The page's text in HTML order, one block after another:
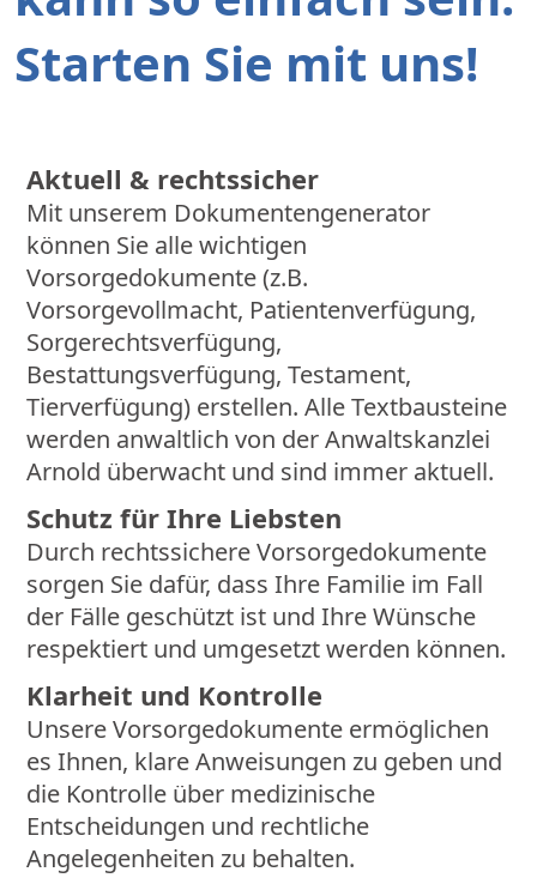
Starten Sie mit uns!
Aktuell & rechtssicher
Mit unserem Dokumentengenerator
können Sie alle wichtigen
Vorsorgedokumente (z.B.
Vorsorgevollmacht, Patientenverfügung,
Sorgerechtsverfügung,
Bestattungsverfügung, Testament,
Tierverfügung) erstellen. Alle Textbausteine
werden anwaltlich von der Anwaltskanzlei
Arnold überwacht und sind immer aktuell.
Schutz für Ihre Liebsten
Durch rechtssichere Vorsorgedokumente
sorgen Sie dafür, dass Ihre Familie im Fall
der Fälle geschützt ist und Ihre Wünsche
respektiert und umgesetzt werden können.
Klarheit und Kontrolle
Unsere Vorsorgedokumente ermöglichen
es Ihnen, klare Anweisungen zu geben und
die Kontrolle über medizinische
Entscheidungen und rechtliche
Angelegenheiten zu behalten.